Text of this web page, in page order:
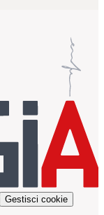
Gestisci cookie